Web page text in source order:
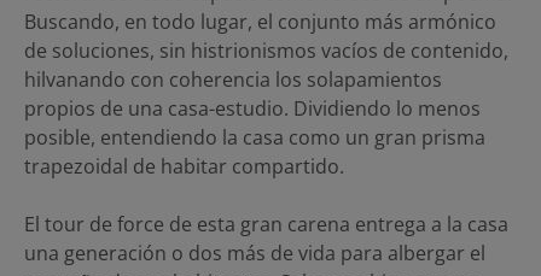
Buscando, en todo lugar, el conjunto más armónico
de soluciones, sin histrionismos vacíos de contenido,
hilvanando con coherencia los solapamientos
propios de una casa-estudio. Dividiendo lo menos
posible, entendiendo la casa como un gran prisma
trapezoidal de habitar compartido.
El tour de force de esta gran carena entrega a la casa
una generación o dos más de vida para albergar el